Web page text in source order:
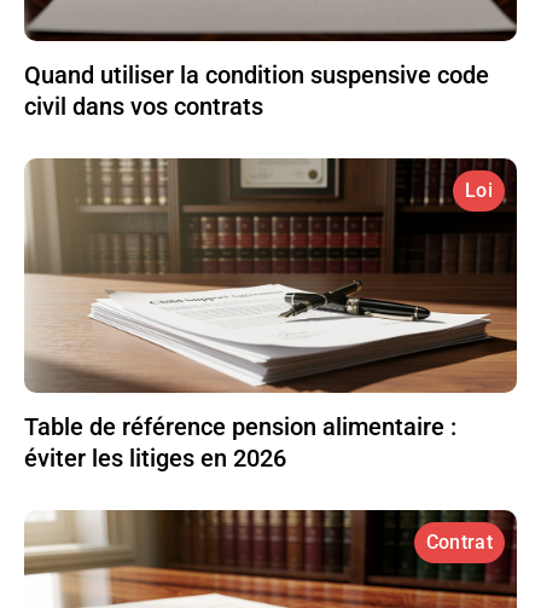
Quand utiliser la condition suspensive code
civil dans vos contrats
Loi
Table de référence pension alimentaire :
éviter les litiges en 2026
Contrat